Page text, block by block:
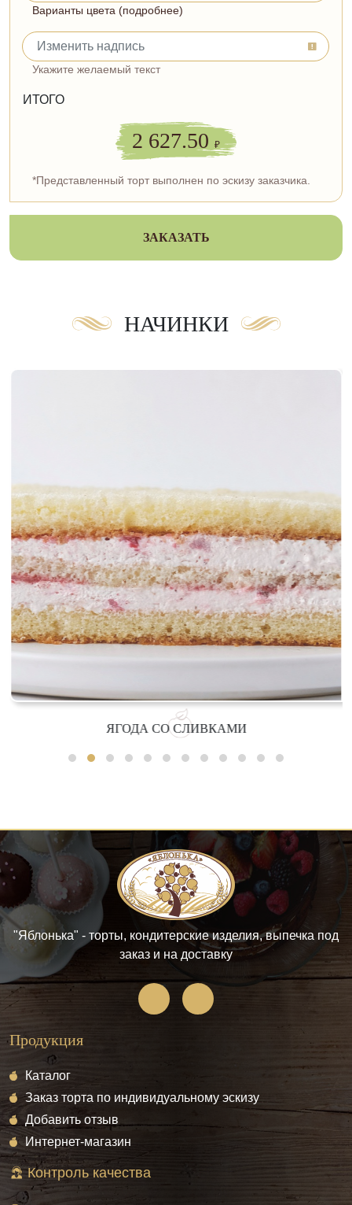
Варианты цвета (подробнее)
Укажите желаемый текст
ИТОГО
2 627.50 ₽
*Представленный торт выполнен по эскизу заказчика.
ЗАКАЗАТЬ
НАЧИНКИ
ЯГОДА СО СЛИВКАМИ
"Яблонька" - торты, кондитерские изделия, выпечка под
заказ и на доставку
Продукция
Каталог
Заказ торта по индивидуальному эскизу
Добавить отзыв
Интернет-магазин
Контроль качества